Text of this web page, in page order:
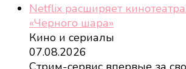
Netflix расширяет
«Черного шара»
Кино и сериалы
07.08.2026